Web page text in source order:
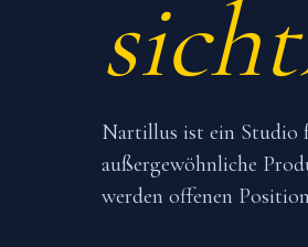
Nartillus ist ein Studio
außergewöhnliche
werden offenen